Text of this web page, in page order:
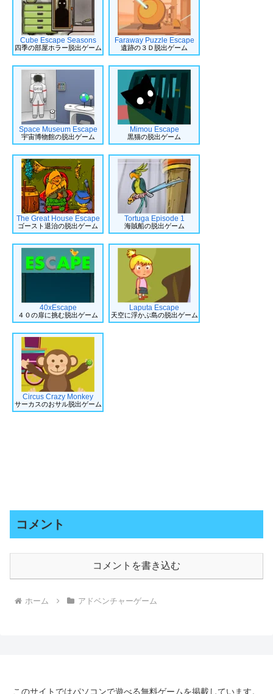
Cube Escape Seasons
四季の部屋ホラー脱出ゲーム
Faraway Puzzle Escape
遺跡の３Ｄ脱出ゲーム
Space Museum Escape
宇宙博物館の脱出ゲーム
Mimou Escape
黒猫の脱出ゲーム
The Great House Escape
ゴースト退治の脱出ゲーム
Tortuga Episode 1
海賊船の脱出ゲーム
40xEscape
４０の扉に挑む脱出ゲーム
Laputa Escape
天空に浮かぶ島の脱出ゲーム
Circus Crazy Monkey
サーカスのおサル脱出ゲーム
コメント
コメントを書き込む
ホーム アドベンチャーゲーム
このサイトではパソコンで遊べる無料ゲームを掲載しています。